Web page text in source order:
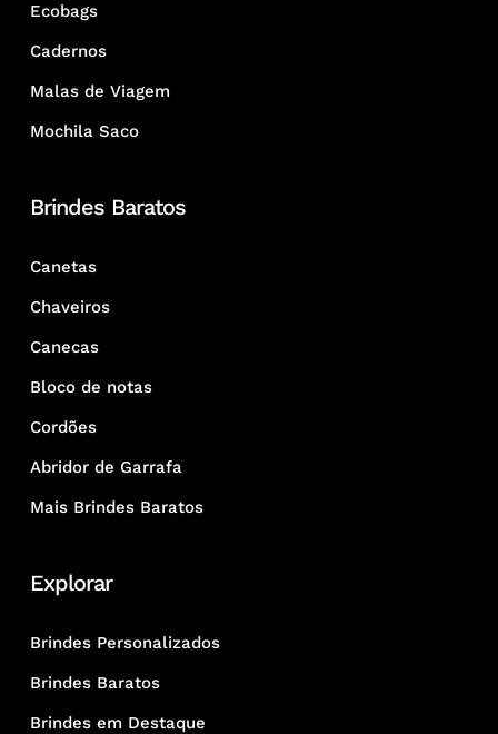
Ecobags
Cadernos
Malas de Viagem
Mochila Saco
Brindes Baratos
Canetas
Chaveiros
Canecas
Bloco de notas
Cordões
Abridor de Garrafa
Mais Brindes Baratos
Explorar
Brindes Personalizados
Brindes Baratos
Brindes em Destaque